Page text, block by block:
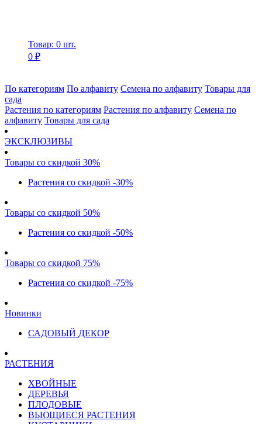
Товар: 0 шт.
0 ₽
По категориям По алфавиту Семена по алфавиту Товары для
сада
Растения по категориям Растения по алфавиту Семена по
алфавиту Товары для сада
ЭКСКЛЮЗИВЫ
Товары со скидкой 30%
Растения со скидкой -30%
Товары со скидкой 50%
Растения со скидкой -50%
Товары со скидкой 75%
Растения со скидкой -75%
Новинки
САДОВЫЙ ДЕКОР
РАСТЕНИЯ
ХВОЙНЫЕ
ДЕРЕВЬЯ
ПЛОДОВЫЕ
ВЬЮЩИЕСЯ РАСТЕНИЯ